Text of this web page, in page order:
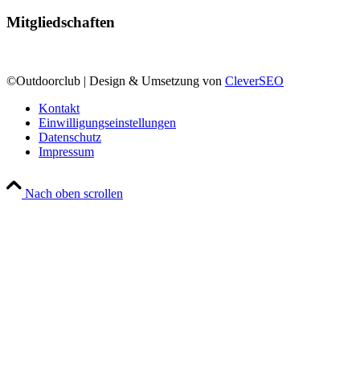
Mitgliedschaften
©Outdoorclub | Design & Umsetzung von CleverSEO
Kontakt
Einwilligungseinstellungen
Datenschutz
Impressum
Nach oben scrollen